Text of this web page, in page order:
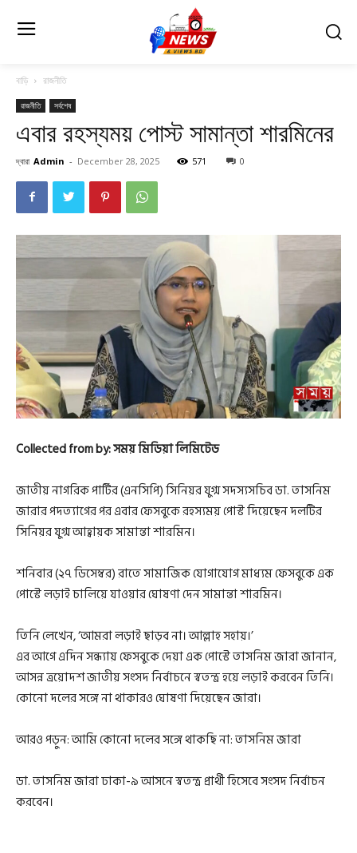
বাড়ি রাজনীতি
রাজনীতি সর্বশেষ
এবার রহস্যময় পোস্ট সামান্তা শারমিনের
দ্বারা Admin - December 28, 2025 571 0
Collected from by: সময় মিডিয়া লিমিটেড
জাতীয় নাগরিক পার্টির (এনসিপি) সিনিয়র যুগ্ম সদস্যসচিব ডা. তাসনিম
জারার পদত্যাগের পর এবার ফেসবুকে রহস্যময় পোস্ট দিয়েছেন দলটির
সিনিয়র যুগ্ম আহ্বায়ক সামান্তা শারমিন।
শনিবার (২৭ ডিসেম্বর) রাতে সামাজিক যোগাযোগ মাধ্যম ফেসবুকে এক
পোস্টে লড়াই চালিয়ে যাওয়ার ঘোষণা দেন সামান্তা শারমিন।
তিনি লেখেন, ‘আমরা লড়াই ছাড়ব না। আল্লাহ সহায়।’
এর আগে এদিন সন্ধ্যায় ফেসবুকে দেয়া এক পোস্টে তাসনিম জারা জানান,
আসন্ন ত্রয়োদশ জাতীয় সংসদ নির্বাচনে স্বতন্ত্র হয়ে লড়াই করবেন তিনি।
কোনো দলের সঙ্গে না থাকারও ঘোষণা দিয়েছেন জারা।
আরও পড়ুন: আমি কোনো দলের সঙ্গে থাকছি না: তাসনিম জারা
ডা. তাসনিম জারা ঢাকা-৯ আসনে স্বতন্ত্র প্রার্থী হিসেবে সংসদ নির্বাচন
করবেন।